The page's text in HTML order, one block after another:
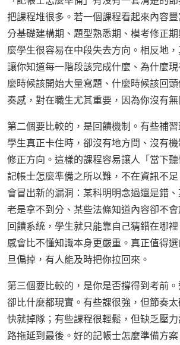
把課程堆很多。若一個課程看起來內容
分基礎建構期、題型熟悉期、模考修正
麼學生很容易在中段失去方向。相反地
讓你知道每一階段該完成什麼、為什麼
麼時候該開始大量寫題、什麼時候該回
奏感，對在職生尤其重要，因為你沒有
第二個要比較的，是回饋機制。有些補
學生真正卡住時，卻沒有地方問、沒有
修正方向。這樣的課程容易讓人「當下
記帳士怎麼準備之所以難，不在資訊不
會冒出新的漏洞：某科明明念過還是錯
老是拿不到分、某些法條知道內容卻不
回饋系統，學生就只能靠自己猜錯在哪
感會比不懂知識本身更嚴重。真正值得
旦偏掉，有人能及時把你拉回來。
第三個要比較的，是你是否撐得到考前。
卻比什麼都現實。有些課很強，但節奏
快就掉隊；有些課程很輕鬆，但缺乏壓
路拖延到最後。好的記帳士怎麼準備方